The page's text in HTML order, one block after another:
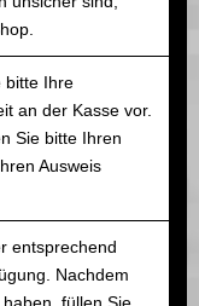
bitte Ihre
an der Kasse vor.
Sie bitte Ihren
Ausweis
entsprechend
Nachdem